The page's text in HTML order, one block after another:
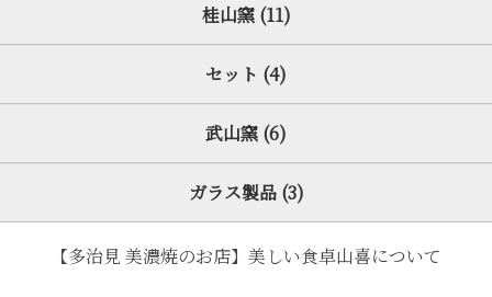
桂山窯 (11)
セット (4)
武山窯 (6)
ガラス製品 (3)
【多治見 美濃焼のお店】美しい食卓山喜について